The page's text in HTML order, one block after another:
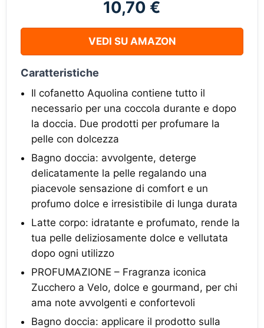
10,70 €
VEDI SU AMAZON
Caratteristiche
Il cofanetto Aquolina contiene tutto il
necessario per una coccola durante e dopo
la doccia. Due prodotti per profumare la
pelle con dolcezza
Bagno doccia: avvolgente, deterge
delicatamente la pelle regalando una
piacevole sensazione di comfort e un
profumo dolce e irresistibile di lunga durata
Latte corpo: idratante e profumato, rende la
tua pelle deliziosamente dolce e vellutata
dopo ogni utilizzo
PROFUMAZIONE – Fragranza iconica
Zucchero a Velo, dolce e gourmand, per chi
ama note avvolgenti e confortevoli
Bagno doccia: applicare il prodotto sulla